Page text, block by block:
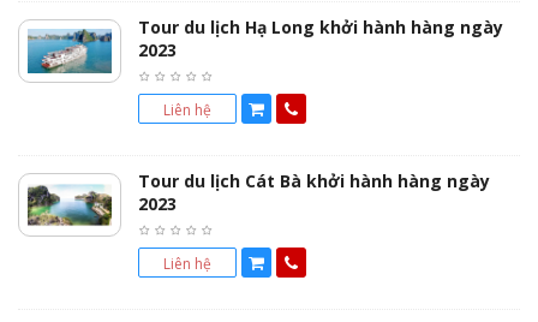
Tour du lịch Hạ Long khởi hành hàng ngày
2023
Liên hệ
Tour du lịch Cát Bà khởi hành hàng ngày
2023
Liên hệ